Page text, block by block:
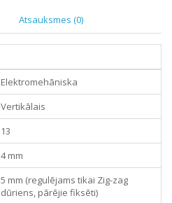
Atsauksmes (0)
Elektromehāniska
Vertikālais
13
4 mm
5 mm (regulējams tikai Zig-zag
dūriens, pārējie fiksēti)